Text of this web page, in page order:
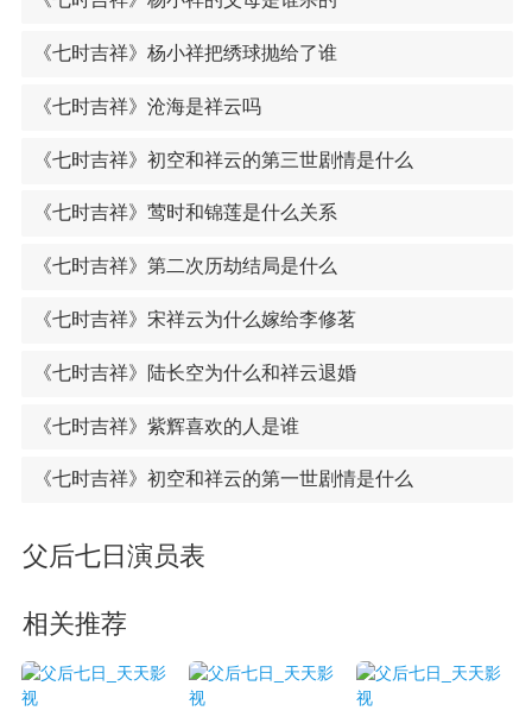
《七时吉祥》杨小祥把绣球抛给了谁
《七时吉祥》沧海是祥云吗
《七时吉祥》初空和祥云的第三世剧情是什么
《七时吉祥》莺时和锦莲是什么关系
《七时吉祥》第二次历劫结局是什么
《七时吉祥》宋祥云为什么嫁给李修茗
《七时吉祥》陆长空为什么和祥云退婚
《七时吉祥》紫辉喜欢的人是谁
《七时吉祥》初空和祥云的第一世剧情是什么
父后七日演员表
相关推荐